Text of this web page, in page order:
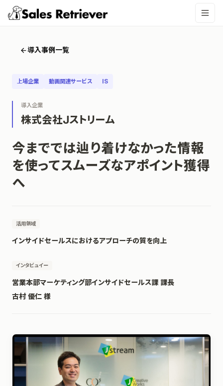
導入事例一覧
上場企業 動画関連サービス IS
導入企業
株式会社Jストリーム
今まででは辿り着けなかった情報
を使ってスムーズなアポイント獲得
へ
活用領域
インサイドセールスにおけるアプローチの質を向上
インタビュイー
営業本部マーケティング部インサイドセールス課 課長
古村 優仁 様